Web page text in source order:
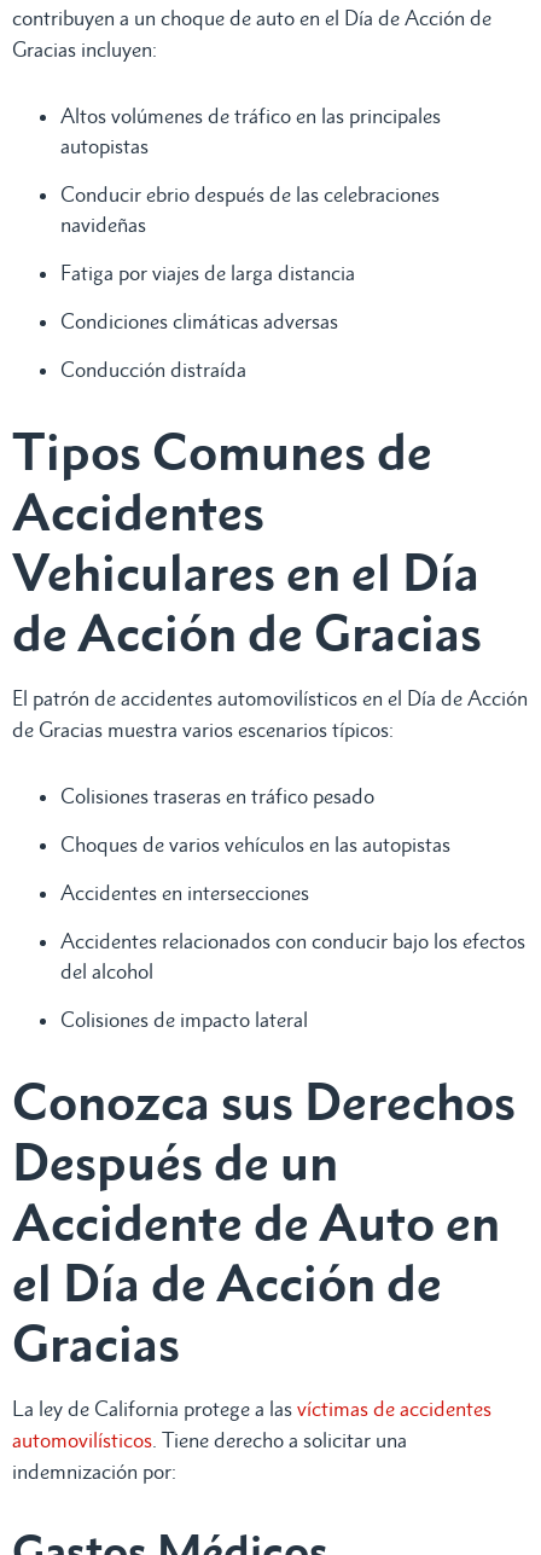
contribuyen a un choque de auto en el Día de Acción de
Gracias incluyen:
Altos volúmenes de tráfico en las principales
autopistas
Conducir ebrio después de las celebraciones
navideñas
Fatiga por viajes de larga distancia
Condiciones climáticas adversas
Conducción distraída
Tipos Comunes de
Accidentes
Vehiculares en el Día
de Acción de Gracias
El patrón de accidentes automovilísticos en el Día de Acción
de Gracias muestra varios escenarios típicos:
Colisiones traseras en tráfico pesado
Choques de varios vehículos en las autopistas
Accidentes en intersecciones
Accidentes relacionados con conducir bajo los efectos
del alcohol
Colisiones de impacto lateral
Conozca sus Derechos
Después de un
Accidente de Auto en
el Día de Acción de
Gracias
La ley de California protege a las víctimas de accidentes
automovilísticos . Tiene derecho a solicitar una
indemnización por: